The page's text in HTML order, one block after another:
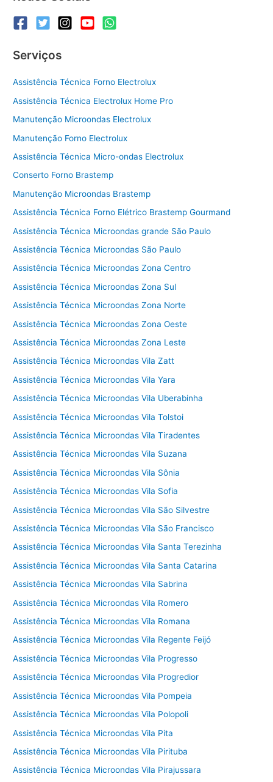
Serviços
Assistência Técnica Forno Electrolux
Assistência Técnica Electrolux Home Pro
Manutenção Microondas Electrolux
Manutenção Forno Electrolux
Assistência Técnica Micro-ondas Electrolux
Conserto Forno Brastemp
Manutenção Microondas Brastemp
Assistência Técnica Forno Elétrico Brastemp Gourmand
Assistência Técnica Microondas grande São Paulo
Assistência Técnica Microondas São Paulo
Assistência Técnica Microondas Zona Centro
Assistência Técnica Microondas Zona Sul
Assistência Técnica Microondas Zona Norte
Assistência Técnica Microondas Zona Oeste
Assistência Técnica Microondas Zona Leste
Assistência Técnica Microondas Vila Zatt
Assistência Técnica Microondas Vila Yara
Assistência Técnica Microondas Vila Uberabinha
Assistência Técnica Microondas Vila Tolstoi
Assistência Técnica Microondas Vila Tiradentes
Assistência Técnica Microondas Vila Suzana
Assistência Técnica Microondas Vila Sônia
Assistência Técnica Microondas Vila Sofia
Assistência Técnica Microondas Vila São Silvestre
Assistência Técnica Microondas Vila São Francisco
Assistência Técnica Microondas Vila Santa Terezinha
Assistência Técnica Microondas Vila Santa Catarina
Assistência Técnica Microondas Vila Sabrina
Assistência Técnica Microondas Vila Romero
Assistência Técnica Microondas Vila Romana
Assistência Técnica Microondas Vila Regente Feijó
Assistência Técnica Microondas Vila Progresso
Assistência Técnica Microondas Vila Progredior
Assistência Técnica Microondas Vila Pompeia
Assistência Técnica Microondas Vila Polopoli
Assistência Técnica Microondas Vila Pita
Assistência Técnica Microondas Vila Pirituba
Assistência Técnica Microondas Vila Pirajussara